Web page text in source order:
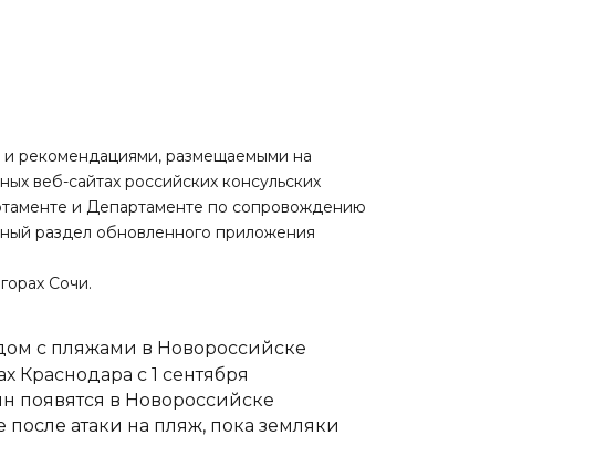
и рекомендациями, размещаемыми на
веб-сайтах российских консульских
и Департаменте по сопровождению
раздел обновленного приложения
Сочи.
с пляжами в Новороссийске
Краснодара с 1 сентября
появятся в Новороссийске
атаки на пляж, пока земляки